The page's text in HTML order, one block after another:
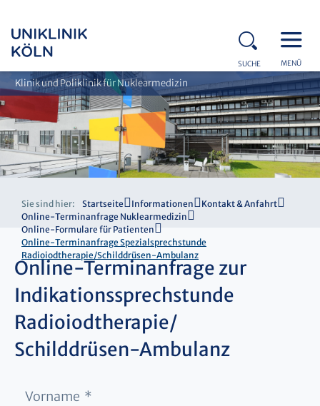
SUCHE MENÜ
Klinik und Poliklinik für Nuklearmedizin
Sie sind hier: Startseite Informationen
Kontakt & Anfahrt
Online-Terminanfrage Nuklearmedizin
Online-Formulare für Patienten
Online-Terminanfrage Spezialsprechstunde
Radioiodtherapie/Schilddrüsen-Ambulanz
Online-Terminanfrage zur
Indikationssprechstunde
Radioiodtherapie/
Schilddrüsen-Ambulanz
Vorname *